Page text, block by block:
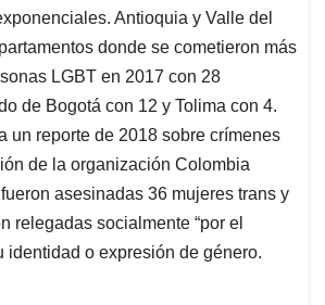
Antioquia y Valle del
donde se cometieron más
LGBT en 2017 con 28
de Bogotá con 12 y Tolima con 4.
un reporte de 2018 sobre crímenes
de la organización Colombia
asesinadas 36 mujeres trans y
relegadas socialmente “por el
identidad o expresión de género.